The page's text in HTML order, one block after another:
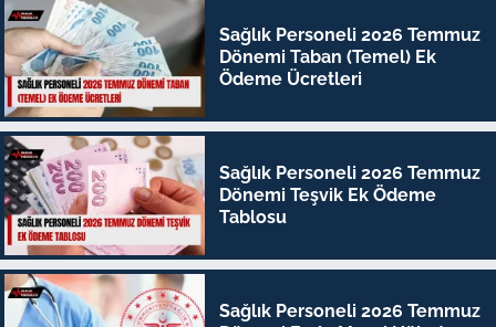
Sağlık Personeli 2026 Temmuz
Dönemi Taban (Temel) Ek
Ödeme Ücretleri
Sağlık Personeli 2026 Temmuz
Dönemi Teşvik Ek Ödeme
Tablosu
Sağlık Personeli 2026 Temmuz